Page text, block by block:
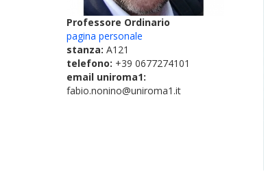
Professore Ordinario
pagina personale
stanza: A121
telefono: +39 0677274101
email uniroma1:
fabio.nonino@uniroma1.it